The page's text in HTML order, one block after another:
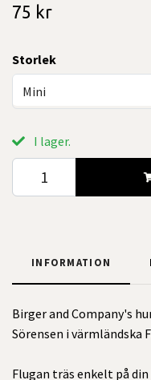
75 kr
Storlek
Mini
I lager.
INFORMATION
Birger and Company's
Sörensen i värmländska
Flugan träs enkelt på